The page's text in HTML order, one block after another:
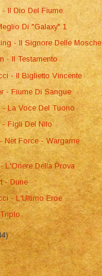
- Il Dio Del Fiume
Di "Galaxy" 1
- Il Signore Delle Mosche
- Il Testamento
- Il Biglietto Vincente
- Fiume Di Sangue
- La Voce Del Tuono
- Figli Del Nilo
Net Force - Wargame
L'Onere Della Prova
- Dune
- L'Ultimo Eroe